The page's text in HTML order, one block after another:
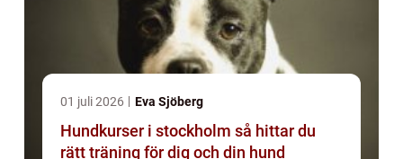
01 juli 2026 Eva Sjöberg
Hundkurser i stockholm så hittar du
rätt träning för dig och din hund